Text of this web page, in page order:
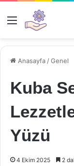
Menü
Anasayfa /Genel
Kuba
Yüzü
4 Ekim 2025 2